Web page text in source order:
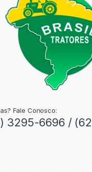
Fale Conosco:
3295-6696 /